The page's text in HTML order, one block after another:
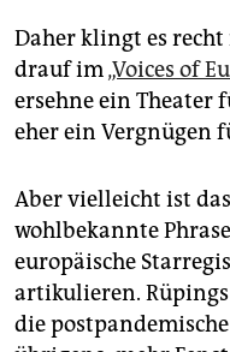
Daher klingt es
drauf im„Voices of
ersehne ein Theater
eher ein Vergnügen
Aber vielleicht ist
wohlbekannte
europäische
artikulieren.
die